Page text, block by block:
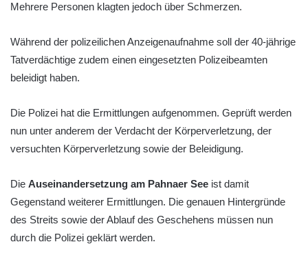
Mehrere Personen klagten jedoch über Schmerzen.
Während der polizeilichen Anzeigenaufnahme soll der 40-jährige
Tatverdächtige zudem einen eingesetzten Polizeibeamten
beleidigt haben.
Die Polizei hat die Ermittlungen aufgenommen. Geprüft werden
nun unter anderem der Verdacht der Körperverletzung, der
versuchten Körperverletzung sowie der Beleidigung.
Die Auseinandersetzung am Pahnaer See ist damit
Gegenstand weiterer Ermittlungen. Die genauen Hintergründe
des Streits sowie der Ablauf des Geschehens müssen nun
durch die Polizei geklärt werden.